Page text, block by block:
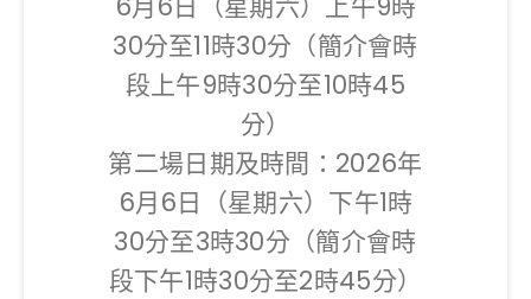
30分至11時30分（簡介會時
段上午9時30分至10時45
分）
第二場日期及時間：2026年
6月6日（星期六）下午1時
30分至3時30分（簡介會時
段下午1時30分至2時45分）